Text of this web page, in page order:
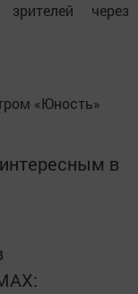
через
«Юность»
в